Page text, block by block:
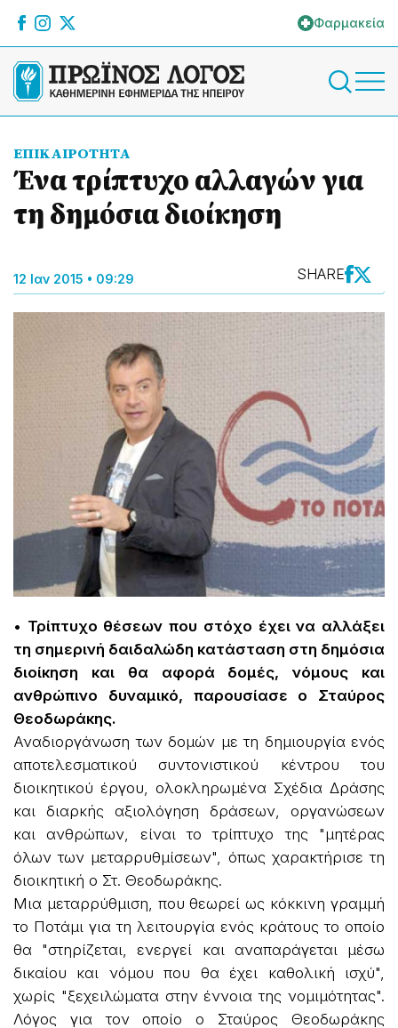
Φαρμακεία
ΕΠΙΚΑΙΡΟΤΗΤΑ
Ένα τρίπτυχο αλλαγών για
τη δημόσια διοίκηση
12 Ιαν 2015 • 09:29 SHARE
• Τρίπτυχο θέσεων που στόχο έχει να αλλάξει
τη σημερινή δαιδαλώδη κατάσταση στη δημόσια
διοίκηση και θα αφορά δομές, νόμους και
ανθρώπινο δυναμικό, παρουσίασε ο Σταύρος
Θεοδωράκης.
Αναδιοργάνωση των δομών με τη δημιουργία ενός
αποτελεσματικού συντονιστικού κέντρου του
διοικητικού έργου, ολοκληρωμένα Σχέδια Δράσης
και διαρκής αξιολόγηση δράσεων, οργανώσεων
και ανθρώπων, είναι το τρίπτυχο της "μητέρας
όλων των μεταρρυθμίσεων", όπως χαρακτήρισε τη
διοικητική ο Στ. Θεοδωράκης.
Μια μεταρρύθμιση, που θεωρεί ως κόκκινη γραμμή
το Ποτάμι για τη λειτουργία ενός κράτους το οποίο
θα "στηρίζεται, ενεργεί και αναπαράγεται μέσω
δικαίου και νόμου που θα έχει καθολική ισχύ",
χωρίς "ξεχειλώματα στην έννοια της νομιμότητας".
Λόγος για τον οποίο ο Σταύρος Θεοδωράκης